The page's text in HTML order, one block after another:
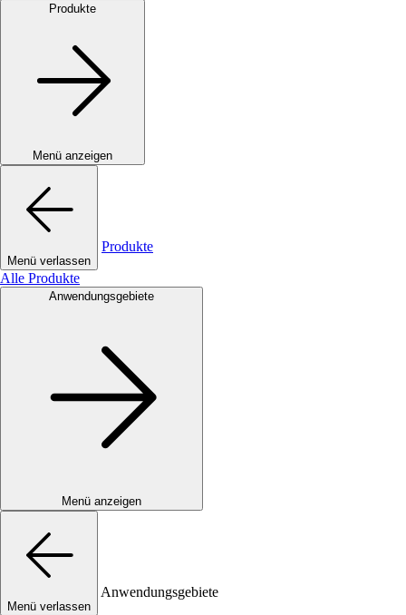
Produkte
Menü anzeigen
Menü verlassen
Produkte
Alle Produkte
Anwendungsgebiete
Menü anzeigen
Menü verlassen
Anwendungsgebiete